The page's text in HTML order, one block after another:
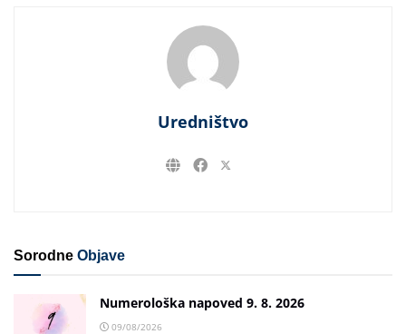
Uredništvo
Sorodne Objave
Numerološka napoved 9. 8. 2026
09/08/2026